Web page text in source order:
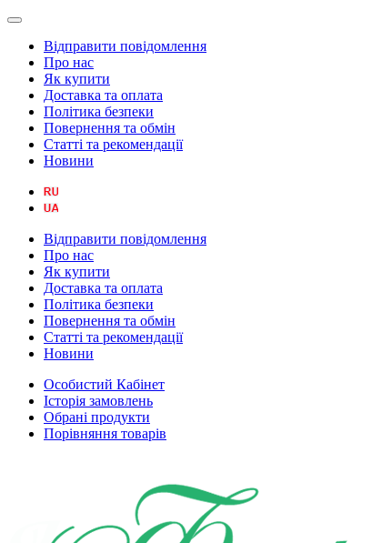
Відправити повідомлення
Про нас
Як купити
Доставка та оплата
Політика безпеки
Повернення та обмін
Статті та рекомендації
Новини
Відправити повідомлення
Про нас
Як купити
Доставка та оплата
Політика безпеки
Повернення та обмін
Статті та рекомендації
Новини
Особистий Кабінет
Історія замовлень
Обрані продукти
Порівняння товарів